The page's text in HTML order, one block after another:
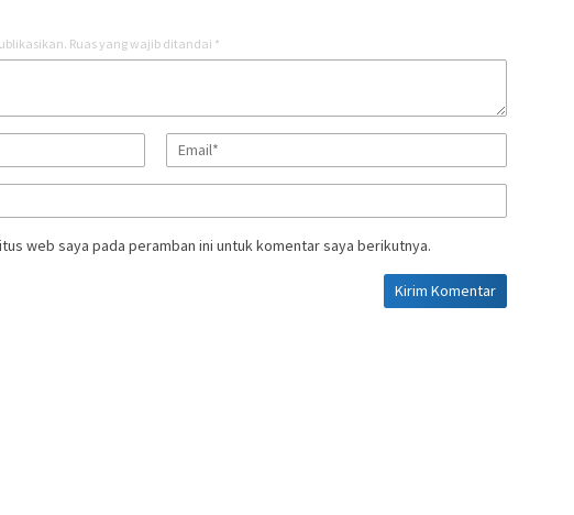
Ruas yang wajib ditandai *
web saya pada peramban ini untuk komentar saya berikutnya.